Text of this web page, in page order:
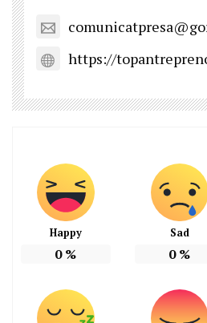
https://
Happy
0%
Sad
0%